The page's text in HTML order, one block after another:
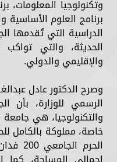
وتكنولوجيا المعلومات،
برنامج العلوم الأساسية
الدراسية التي تُقدمها
الحديثة، والتي
والإقليمي والدولي.
وصرح الدكتور عادل
الرسمي للوزارة، بأن
والتكنولوجيا، هي
خاصة، مملوكة بالكامل